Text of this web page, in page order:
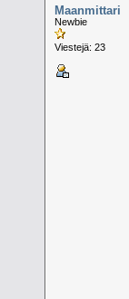
Maanmittari
Newbie
Viestejä: 23